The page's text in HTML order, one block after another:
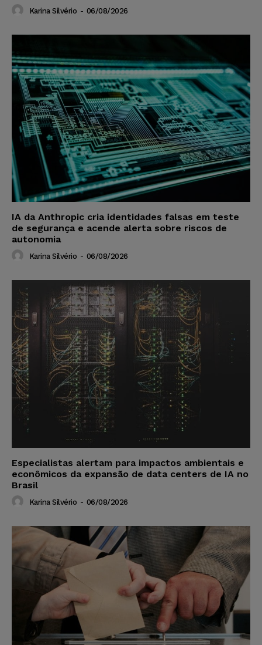
Karina Silvério - 06/08/2026
IA da Anthropic cria identidades falsas em teste
de segurança e acende alerta sobre riscos de
autonomia
Karina Silvério - 06/08/2026
Especialistas alertam para impactos ambientais e
econômicos da expansão de data centers de IA no
Brasil
Karina Silvério - 06/08/2026